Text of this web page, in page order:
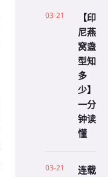
03-21
【印
尼燕
窝盏
型知
多
少】
一分
钟读
懂
03-21
连载